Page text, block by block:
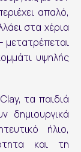
απαλό,
στα χέρια
μετατρέπεται
υψηλής
τα παιδιά
δημιουργικά
ήλιο,
και τη